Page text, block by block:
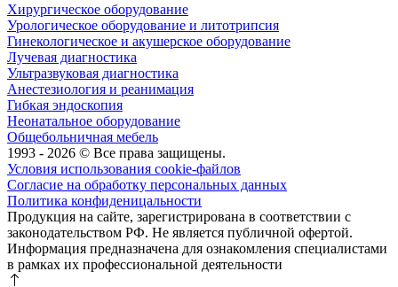
Хирургическое оборудование
Урологическое оборудование и литотрипсия
Гинекологическое и акушерское оборудование
Лучевая диагностика
Ультразвуковая диагностика
Анестезиология и реанимация
Гибкая эндоскопия
Неонатальное оборудование
Общебольничная мебель
1993 - 2026 © Все права защищены.
Условия использования cookie-файлов
Согласие на обработку персональных данных
Политика конфиденицальности
Продукция на сайте, зарегистрирована в соответствии с
законодательством РФ. Не является публичной офертой.
Информация предназначена для ознакомления специалистами
в рамках их профессиональной деятельности